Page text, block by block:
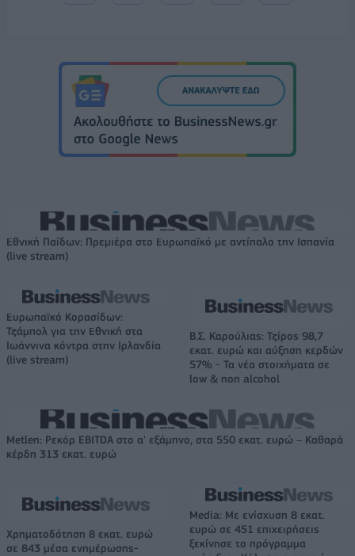
Εθνική Παίδων: Πρεμιέρα στο Ευρωπαϊκό με αντίπαλο την Ισπανία
(live stream)
Ευρωπαϊκό Κορασίδων:
Τζάμπολ για την Εθνική στα
Ιωάννινα κόντρα στην Ιρλανδία
(live stream)
Β.Σ. Καρούλιας: Τζίρος 98,7
εκατ. ευρώ και αύξηση κερδών
57% - Τα νέα στοιχήματα σε
low & non alcohol
Metlen: Ρεκόρ EBITDA στο α' εξάμηνο, στα 550 εκατ. ευρώ – Καθαρά
κέρδη 313 εκατ. ευρώ
Χρηματοδότηση 8 εκατ. ευρώ
σε 843 μέσα ενημέρωσης-
Media: Με ενίσχυση 8 εκατ.
ευρώ σε 451 επιχειρήσεις
ξεκίνησε το πρόγραμμα